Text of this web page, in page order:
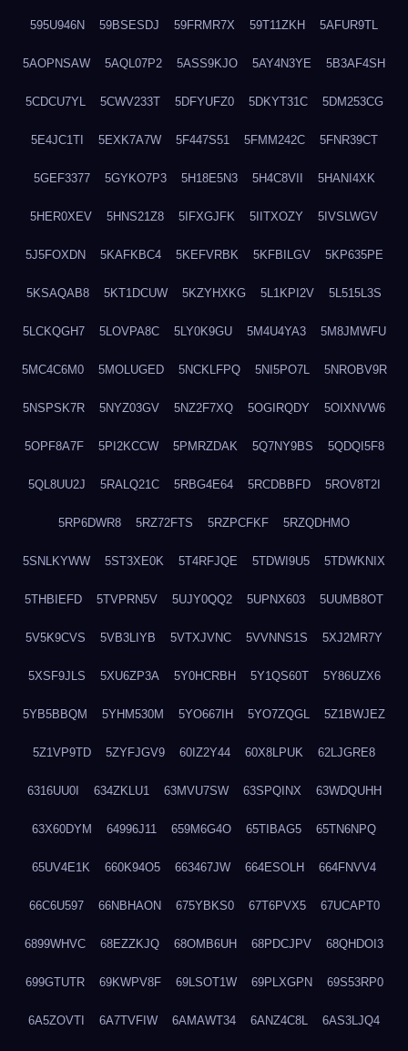
595U946N 59BSESDJ 59FRMR7X 59T11ZKH 5AFUR9TL
5AOPNSAW 5AQL07P2 5ASS9KJO 5AY4N3YE 5B3AF4SH
5CDCU7YL 5CWV233T 5DFYUFZ0 5DKYT31C 5DM253CG
5E4JC1TI 5EXK7A7W 5F447S51 5FMM242C 5FNR39CT
5GEF3377 5GYKO7P3 5H18E5N3 5H4C8VII 5HANI4XK
5HER0XEV 5HNS21Z8 5IFXGJFK 5IITXOZY 5IVSLWGV
5J5FOXDN 5KAFKBC4 5KEFVRBK 5KFBILGV 5KP635PE
5KSAQAB8 5KT1DCUW 5KZYHXKG 5L1KPI2V 5L515L3S
5LCKQGH7 5LOVPA8C 5LY0K9GU 5M4U4YA3 5M8JMWFU
5MC4C6M0 5MOLUGED 5NCKLFPQ 5NI5PO7L 5NROBV9R
5NSPSK7R 5NYZ03GV 5NZ2F7XQ 5OGIRQDY 5OIXNVW6
5OPF8A7F 5PI2KCCW 5PMRZDAK 5Q7NY9BS 5QDQI5F8
5QL8UU2J 5RALQ21C 5RBG4E64 5RCDBBFD 5ROV8T2I
5RP6DWR8 5RZ72FTS 5RZPCFKF 5RZQDHMO
5SNLKYWW 5ST3XE0K 5T4RFJQE 5TDWI9U5 5TDWKNIX
5THBIEFD 5TVPRN5V 5UJY0QQ2 5UPNX603 5UUMB8OT
5V5K9CVS 5VB3LIYB 5VTXJVNC 5VVNNS1S 5XJ2MR7Y
5XSF9JLS 5XU6ZP3A 5Y0HCRBH 5Y1QS60T 5Y86UZX6
5YB5BBQM 5YHM530M 5YO667IH 5YO7ZQGL 5Z1BWJEZ
5Z1VP9TD 5ZYFJGV9 60IZ2Y44 60X8LPUK 62LJGRE8
6316UU0I 634ZKLU1 63MVU7SW 63SPQINX 63WDQUHH
63X60DYM 64996J11 659M6G4O 65TIBAG5 65TN6NPQ
65UV4E1K 660K94O5 663467JW 664ESOLH 664FNVV4
66C6U597 66NBHAON 675YBKS0 67T6PVX5 67UCAPT0
6899WHVC 68EZZKJQ 68OMB6UH 68PDCJPV 68QHDOI3
699GTUTR 69KWPV8F 69LSOT1W 69PLXGPN 69S53RP0
6A5ZOVTI 6A7TVFIW 6AMAWT34 6ANZ4C8L 6AS3LJQ4